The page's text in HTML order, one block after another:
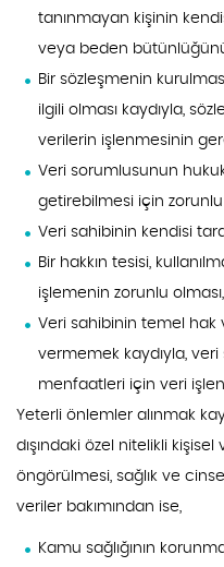
tanınmayan kişinin
veya beden
Bir sözleşmenin
ilgili olması kaydıyla,
verilerin işlenmesinin
Veri sorumlusunun
getirebilmesi için zorunlu
Veri sahibinin kendisi
Bir hakkın tesisi,
işlemenin zorunlu olması,
Veri sahibinin temel hak
vermemek kaydıyla,
menfaatleri için veri
Yeterli önlemler alınmak
dışındaki özel nitelikli
öngörülmesi, sağlık ve
veriler bakımından ise,
Kamu sağlığının